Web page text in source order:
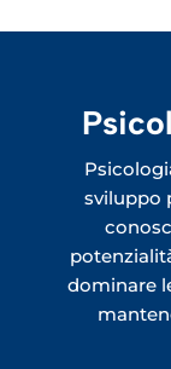
sviluppo
dominare